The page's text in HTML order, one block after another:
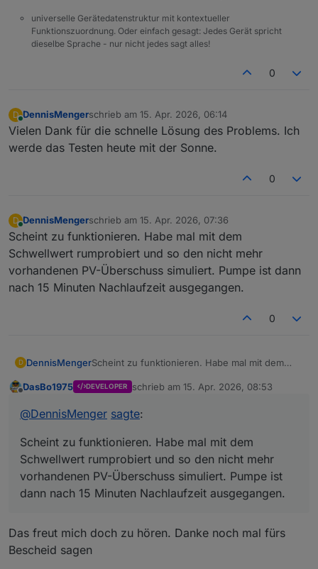
universelle Gerätedatenstruktur mit kontextueller
Funktionszuordnung. Oder einfach gesagt: Jedes Gerät spricht
dieselbe Sprache - nur nicht jedes sagt alles!
0
D
Online
DennisMengerschrieb am 15. Apr. 2026, 06:14
zuletzt editiert von
Vielen Dank für die schnelle Lösung des Problems. Ich
werde das Testen heute mit der Sonne.
0
D
Online
DennisMengerschrieb am 15. Apr. 2026, 07:36
zuletzt editiert von
Scheint zu funktionieren. Habe mal mit dem
Schwellwert rumprobiert und so den nicht mehr
vorhandenen PV-Überschuss simuliert. Pumpe ist dann
nach 15 Minuten Nachlaufzeit ausgegangen.
0
D DennisMengerScheint zu funktionieren. Habe mal mit dem
vorhandenen PV-Überschuss simuliert. Pumpe
ausgegangen.
DasBo1975 DEVELOPER schrieb am 15. Apr. 2026, 08:53
zuletzt editiert von
@DennisMenger sagte:
Scheint zu funktionieren. Habe mal mit dem
Schwellwert rumprobiert und so den nicht mehr
vorhandenen PV-Überschuss simuliert. Pumpe ist
dann nach 15 Minuten Nachlaufzeit ausgegangen.
Das freut mich doch zu hören. Danke noch mal fürs
Bescheid sagen